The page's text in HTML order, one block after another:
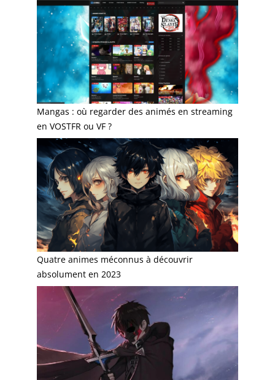
Mangas : où regarder des animés en streaming
en VOSTFR ou VF ?
Quatre animes méconnus à découvrir
absolument en 2023